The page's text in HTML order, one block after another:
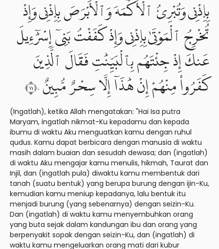
بِإِذْنِى وَتُبْرِئُ ٱلْأَكْمَهَ وَٱلْأَبْرَصَ بِإِذْنِى وَإِذْ
تُخْرِجُ ٱلْمَوْتَىٰ بِإِذْنِى وَإِذْ كَفَفْتُ بَنِىٓ إِسْرَٰٓءِيلَ
عَنكَ إِذْ جِئْتَهُم بِٱلْبَيِّنَٰتِ فَقَالَ ٱلَّذِينَ
كَفَرُوا۟ مِنْهُمْ إِنْ هَٰذَآ إِلَّا سِحْرٌ مُّبِينٌ ١١٠
(Ingatlah), ketika Allah mengatakan: "Hai Isa putra
Maryam, ingatlah nikmat-Ku kepadamu dan kepada
ibumu di waktu Aku menguatkan kamu dengan ruhul
qudus. Kamu dapat berbicara dengan manusia di waktu
masih dalam buaian dan sesudah dewasa; dan (ingatlah)
di waktu Aku mengajar kamu menulis, hikmah, Taurat dan
Injil, dan (ingatlah pula) diwaktu kamu membentuk dari
tanah (suatu bentuk) yang berupa burung dengan ijin-Ku,
kemudian kamu meniup kepadanya, lalu bentuk itu
menjadi burung (yang sebenarnya) dengan seizin-Ku.
Dan (ingatlah) di waktu kamu menyembuhkan orang
yang buta sejak dalam kandungan ibu dan orang yang
berpenyakit sopak dengan seizin-Ku, dan (ingatlah) di
waktu kamu mengeluarkan orang mati dari kubur